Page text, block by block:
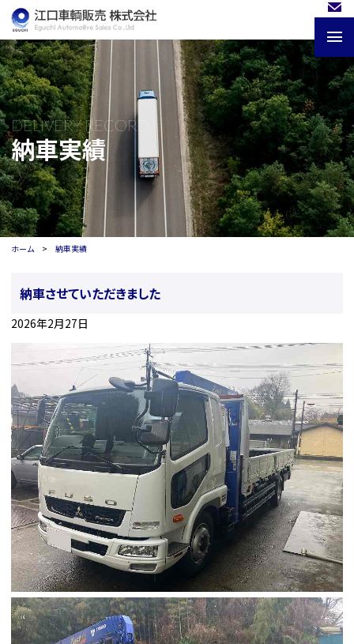
DELIVERY RECORD
納車実績
ホーム 納車実績
納車させていただきました
2026年2月27日